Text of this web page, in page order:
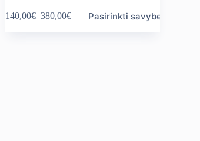
140,00€–380,00€
Price
Pasirinkti savybes
product